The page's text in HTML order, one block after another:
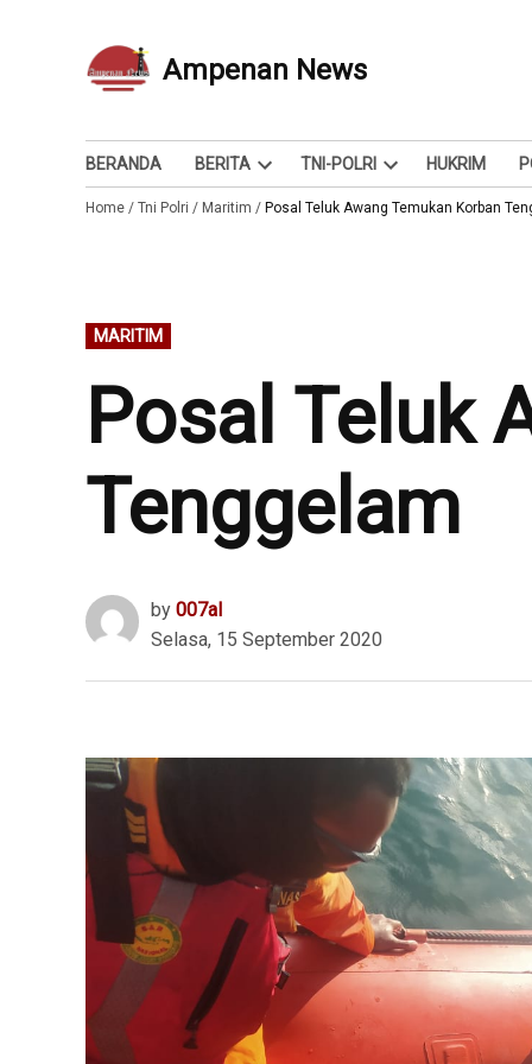
Ampenan News
Berita dan Info
BERANDA BERITA
Open
dropdown
TNI-POLRI
Open
dropdown
HUKRIM
Home / Tni Polri / Maritim / Posal Teluk Awang Temukan Korban
POSTED
IN
MARITIM
Posal Teluk
Tenggelam
by 007al
Selasa, 15 September 2020